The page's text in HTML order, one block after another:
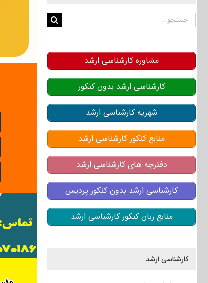
جستجو
مشاوره کارشناسی ارشد
کارشناسی ارشد بدون کنکور
شهریه کارشناسی ارشد
منابع کنکور کارشناسی ارشد
دفترچه های کارشناسی ارشد
کارشناسی ارشد بدون کنکور پردیس
منابع زبان کنکور کارشناسی ارشد
کارشناسی ارشد